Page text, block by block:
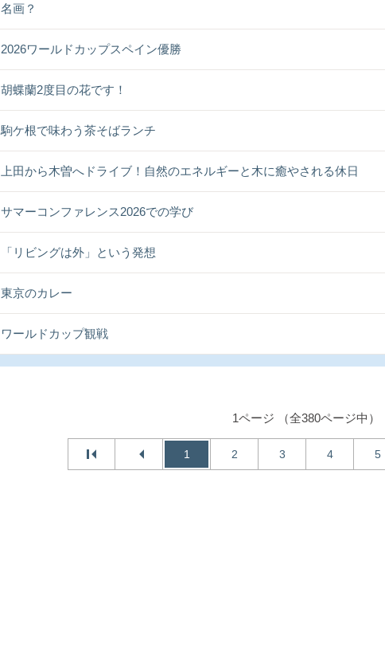
名画？
2026ワールドカップスペイン優勝
胡蝶蘭2度目の花です！
駒ケ根で味わう茶そばランチ
上田から木曽へドライブ！自然のエネルギーと木に癒やされる休日
サマーコンファレンス2026での学び
「リビングは外」という発想
東京のカレー
ワールドカップ観戦
1ページ （全380ページ中）
1 2 3 4 5